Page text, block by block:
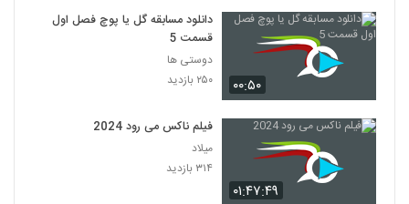
۰۰:۵۰
دانلود مسابقه گل یا پوچ فصل اول
قسمت 5
دوستی ها
۲۵۰ بازدید
۰۱:۴۷:۴۹
فیلم ناکس می رود 2024
میلاد
۳۱۴ بازدید